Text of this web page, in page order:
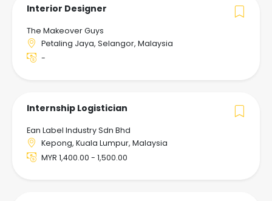
Interior Designer
The Makeover Guys
Petaling Jaya, Selangor, Malaysia
-
Internship Logistician
Ean Label Industry Sdn Bhd
Kepong, Kuala Lumpur, Malaysia
MYR 1,400.00 - 1,500.00